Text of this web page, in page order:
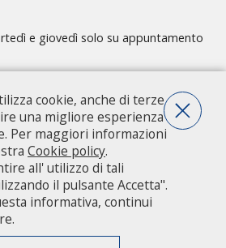
e giovedì solo su appuntamento
e alla modulistica
- Via Vivaio, 1 - 20122 Milano - centralino
cookie, anche di terze
una migliore esperienza
Per maggiori informazioni
Cookie policy.
all' utilizzo di tali
il pulsante Accetta".
informativa, continui